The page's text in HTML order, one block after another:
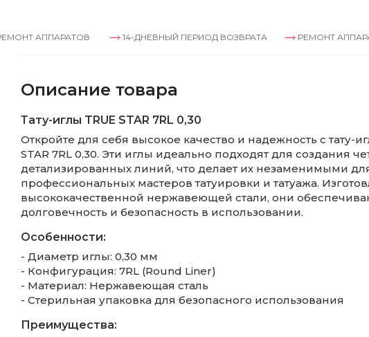
АППАРАТОВ 14-ДНЕВНЫЙ ПЕРИОД ВОЗВРАТА РЕМОНТ АППАРАТОВ
Описание товара
Тату-иглы TRUE STAR 7RL 0,30
Откройте для себя высокое качество и надежность с тату-
STAR 7RL 0,30. Эти иглы идеально подходят для создания
детализированных линий, что делает их незаменимыми
профессиональных мастеров татуировки и татуажа.
высококачественной нержавеющей стали, они
долговечность и безопасность в использовании.
Особенности:
- Диаметр иглы: 0,30 мм
- Конфигурация: 7RL (Round Liner)
- Материал: Нержавеющая сталь
- Стерильная упаковка для безопасного использования
Преимущества: